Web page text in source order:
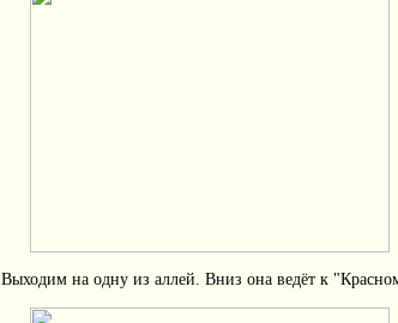
Выходим на одну из аллей. Вниз она ведёт к